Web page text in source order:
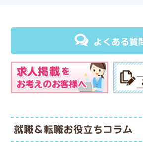
よくある質
就職＆転職お役立ちコラム